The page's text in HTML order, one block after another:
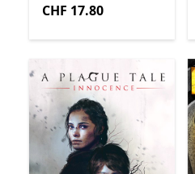
CHF 17.80
CHF 17.80